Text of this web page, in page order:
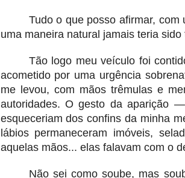
Tudo o que posso afirmar,
uma maneira natural jamais teria sido
Tão logo meu veículo foi
acometido por uma urgência
me levou, com mãos trêmulas e
autoridades. O gesto da aparição
esqueceriam dos confins da minha
lábios permaneceram imóveis,
aquelas mãos... elas falavam com o
Não sei como soube, mas